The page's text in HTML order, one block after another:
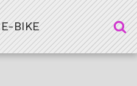
E-BIKE